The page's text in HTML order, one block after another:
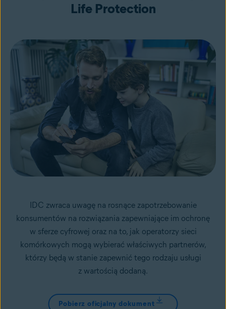
Life Protection
IDC zwraca uwagę na rosnące zapotrzebowanie
konsumentów na rozwiązania zapewniające im ochronę
w sferze cyfrowej oraz na to, jak operatorzy sieci
komórkowych mogą wybierać właściwych partnerów,
którzy będą w stanie zapewnić tego rodzaju usługi
z wartością dodaną.
Pobierz oficjalny dokument